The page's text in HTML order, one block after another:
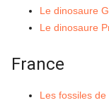
Le dinosaure
Le dinosaure
France
Les fossiles